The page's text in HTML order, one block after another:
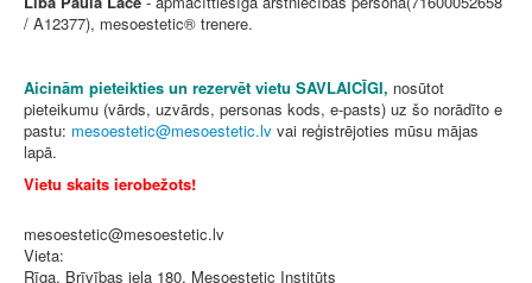
/ A12377), mesoestetic® trenere.
Aicinām pieteikties un rezervēt vietu SAVLAICĪGI, nosūtot
pieteikumu (vārds, uzvārds, personas kods, e-pasts) uz šo norādīto e
pastu:
vai reģistrējoties mūsu mājas
lapā.
Vietu skaits ierobežots!
mesoestetic@mesoestetic.lv
Vieta:
Rīga, Brīvības iela 180, Mesoestetic Institūts